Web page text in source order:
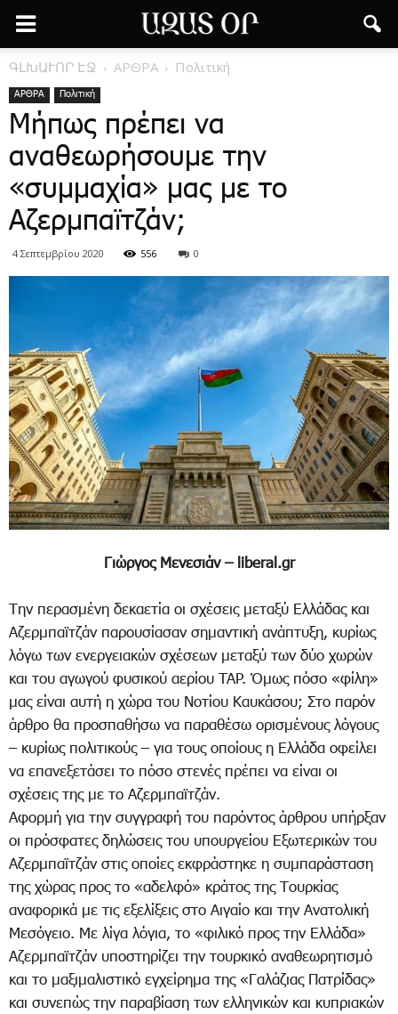
ԳԼԽԱՒՈՐ ԷՋ ΑΡΘΡΑ Πολιτική
ΑΡΘΡΑ Πολιτική
Μήπως πρέπει να
αναθεωρήσουμε την
«συμμαχία» μας με το
Αζερμπαϊτζάν;
4 Σεπτεμβρίου 2020 556 0
Γιώργος Μενεσιάν – liberal.gr
Την περασμένη δεκαετία οι σχέσεις μεταξύ Ελλάδας και
Αζερμπαϊτζάν παρουσίασαν σημαντική ανάπτυξη, κυρίως
λόγω των ενεργειακών σχέσεων μεταξύ των δύο χωρών
και του αγωγού φυσικού αερίου TAP. Όμως πόσο «φίλη»
μας είναι αυτή η χώρα του Νοτίου Καυκάσου; Στο παρόν
άρθρο θα προσπαθήσω να παραθέσω ορισμένους λόγους
– κυρίως πολιτικούς – για τους οποίους η Ελλάδα οφείλει
να επανεξετάσει το πόσο στενές πρέπει να είναι οι
σχέσεις της με το Αζερμπαϊτζάν.
Αφορμή για την συγγραφή του παρόντος άρθρου υπήρξαν
οι πρόσφατες δηλώσεις του υπουργείου Εξωτερικών του
Αζερμπαϊτζάν στις οποίες εκφράστηκε η συμπαράσταση
της χώρας προς το «αδελφό» κράτος της Τουρκίας
αναφορικά με τις εξελίξεις στο Αιγαίο και την Ανατολική
Μεσόγειο. Με λίγα λόγια, το «φιλικό προς την Ελλάδα»
Αζερμπαϊτζάν υποστηρίζει την τουρκικό αναθεωρητισμό
και το μαξιμαλιστικό εγχείρημα της «Γαλάζιας Πατρίδας»
και συνεπώς την παραβίαση των ελληνικών και κυπριακών